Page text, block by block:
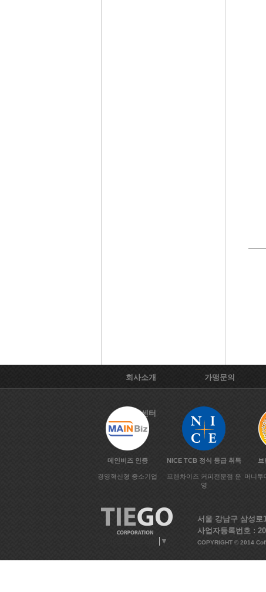
회사소개 가맹문의
고객센터
메인비즈 인증
경영혁신형 중소기업
NICE TCB 정식 등급 취득
프랜차이즈 커피전문점 운
영
머니투
▼
서울 강남구 삼성
사업자등록번호 :
COPYRIGHT © 2014